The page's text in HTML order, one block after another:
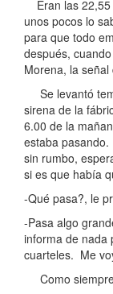
Eran las 22,55
unos pocos lo
para que todo
después,
Morena, la señal
Se levantó
sirena de la
6.00 de la
estaba
sin rumbo,
si es que había
-Qué pasa?, le
-Pasa algo
informa de nada
cuarteles. Me
Como